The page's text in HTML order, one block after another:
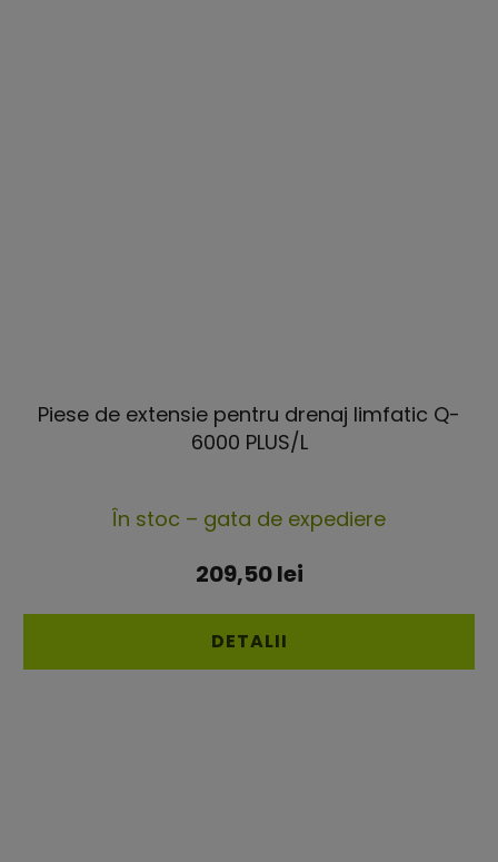
Piese de extensie pentru drenaj limfatic Q-
6000 PLUS/L
În stoc – gata de expediere
209,50 lei
DETALII